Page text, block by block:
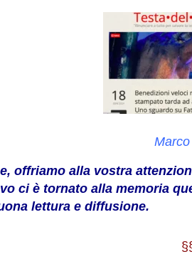
offriamo alla vostra
ci è tornato alla memoria
lettura e diffusione.